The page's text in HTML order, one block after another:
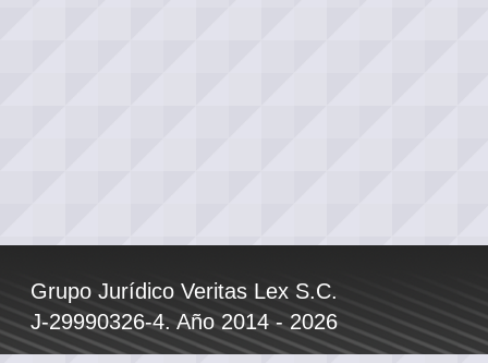
Grupo Jurídico Veritas Lex S.C.
J-29990326-4. Año 2014 - 2026